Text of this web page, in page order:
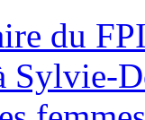
du
Sylvie-